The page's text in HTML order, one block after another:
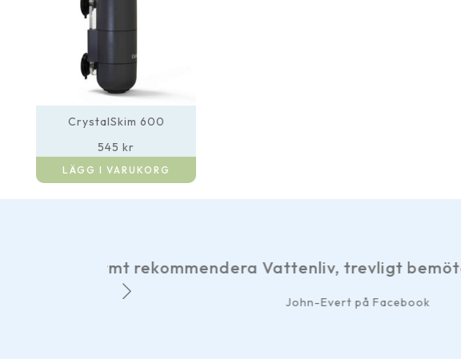
CrystalSkim 600
545 kr
LÄGG I VARUKORG
bemötande och snabb service. Tack.